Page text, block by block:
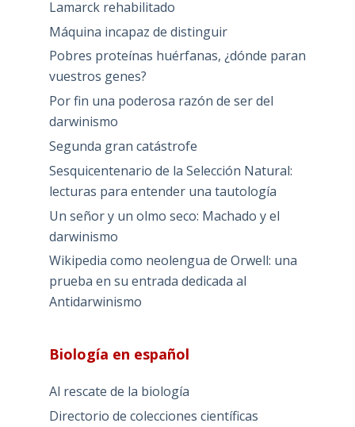
Lamarck rehabilitado
Máquina incapaz de distinguir
Pobres proteínas huérfanas, ¿dónde paran
vuestros genes?
Por fin una poderosa razón de ser del
darwinismo
Segunda gran catástrofe
Sesquicentenario de la Selección Natural:
lecturas para entender una tautología
Un señor y un olmo seco: Machado y el
darwinismo
Wikipedia como neolengua de Orwell: una
prueba en su entrada dedicada al
Antidarwinismo
Biología en español
Al rescate de la biología
Directorio de colecciones científicas